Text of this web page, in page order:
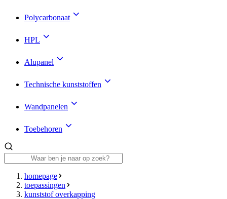
Polycarbonaat
HPL
Alupanel
Technische kunststoffen
Wandpanelen
Toebehoren
homepage
toepassingen
kunststof overkapping